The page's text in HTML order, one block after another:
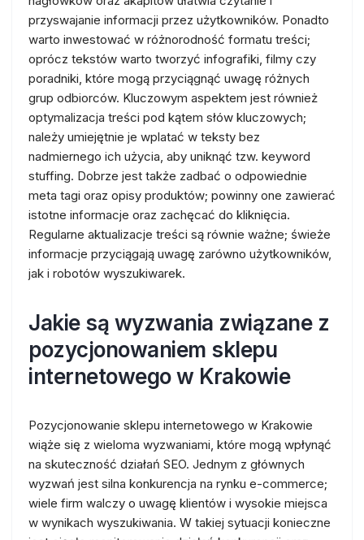
przyswajanie informacji przez użytkowników. Ponadto
warto inwestować w różnorodność formatu treści;
oprócz tekstów warto tworzyć infografiki, filmy czy
poradniki, które mogą przyciągnąć uwagę różnych
grup odbiorców. Kluczowym aspektem jest również
optymalizacja treści pod kątem słów kluczowych;
należy umiejętnie je wplatać w teksty bez
nadmiernego ich użycia, aby uniknąć tzw. keyword
stuffing. Dobrze jest także zadbać o odpowiednie
meta tagi oraz opisy produktów; powinny one zawierać
istotne informacje oraz zachęcać do kliknięcia.
Regularne aktualizacje treści są równie ważne; świeże
informacje przyciągają uwagę zarówno użytkowników,
jak i robotów wyszukiwarek.
Jakie są wyzwania związane z
pozycjonowaniem sklepu
internetowego w Krakowie
Pozycjonowanie sklepu internetowego w Krakowie
wiąże się z wieloma wyzwaniami, które mogą wpłynąć
na skuteczność działań SEO. Jednym z głównych
wyzwań jest silna konkurencja na rynku e-commerce;
wiele firm walczy o uwagę klientów i wysokie miejsca
w wynikach wyszukiwania. W takiej sytuacji konieczne